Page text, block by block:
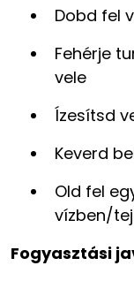
Dobd fel
Fehérje
vele
Ízesítsd
Keverd
Old fel
vízben/
Fogyasztási